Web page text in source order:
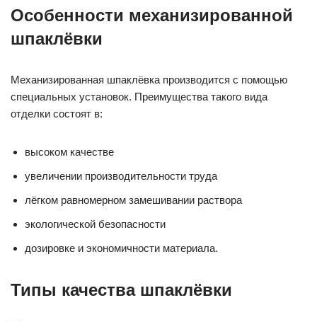
Особенности механизированной
шпаклёвки
Механизированная шпаклёвка производится с помощью
специальных установок. Преимущества такого вида
отделки состоят в:
высоком качестве
увеличении производительности труда
лёгком равномерном замешивании раствора
экологической безопасности
дозировке и экономичности материала.
Типы качества шпаклёвки